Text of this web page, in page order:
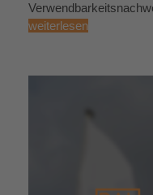
weiterlesen